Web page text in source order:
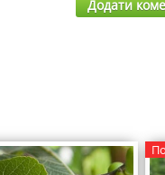
Додати